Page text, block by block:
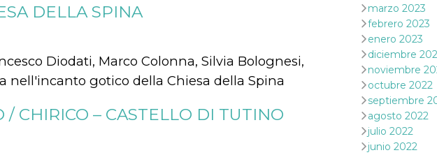
DELLA SPINA
Diodati, Marco Colonna, Silvia Bolognesi,
nell'incanto gotico della Chiesa della Spina
CHIRICO – CASTELLO DI TUTINO
marzo 2023
febrero 2023
enero 2023
diciembre
noviembre
octubre 2022
septiembre
agosto 2022
julio 2022
junio 2022
en el
PHP.
de
se
las